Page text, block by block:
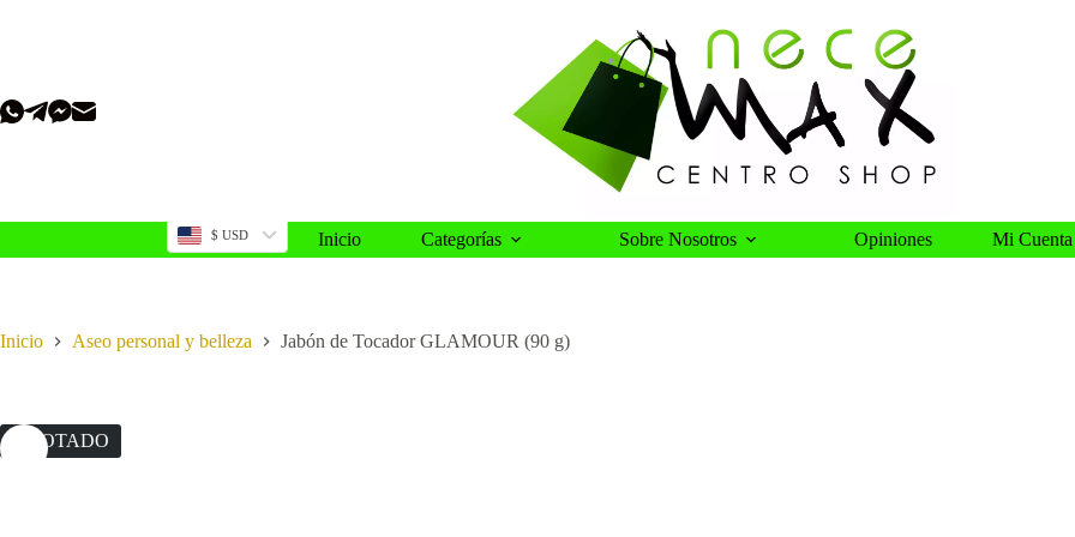
$ USD Inicio Categorías Sobre Nosotros Opiniones Mi Cuenta
Inicio Aseo personal y belleza Jabón de Tocador GLAMOUR (90 g)
AGOTADO